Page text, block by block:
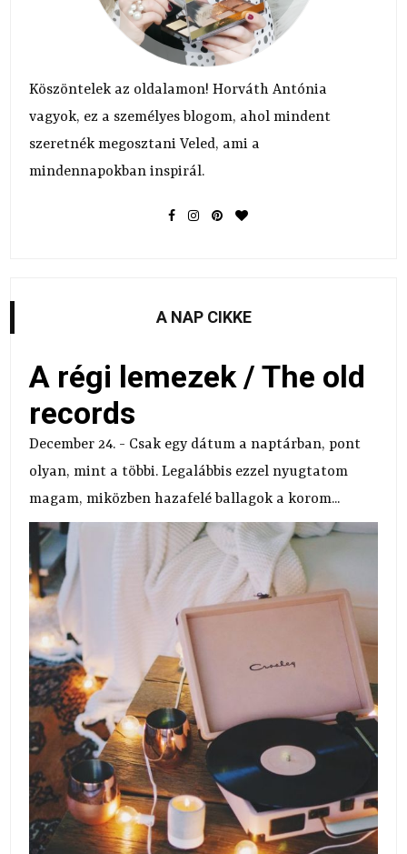
Köszöntelek az oldalamon! Horváth Antónia
vagyok, ez a személyes blogom, ahol mindent
szeretnék megosztani Veled, ami a
mindennapokban inspirál.
A NAP CIKKE
A régi lemezek / The old
records
December 24. - Csak egy dátum a naptárban, pont
olyan, mint a többi. Legalábbis ezzel nyugtatom
magam, miközben hazafelé ballagok a korom...